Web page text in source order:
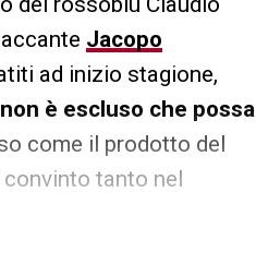
Jacopo
ad inizio stagione,
non è escluso che possa
come il prodotto del
tanto nel